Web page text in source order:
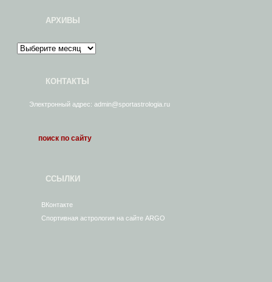
АРХИВЫ
КОНТАКТЫ
Электронный адрес: admin@sportastrologia.ru
ССЫЛКИ
ВКонтакте
Спортивная астрология на сайте ARGO